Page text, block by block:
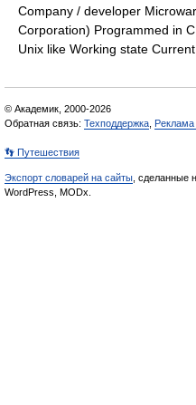
Company / developer
Corporation) Programmed in
Unix like Working state
© Академик, 2000-2026
Обратная связь: Техподдержка Реклама
👣 Путешествия
Экспорт словарей на сайты , сделанные
WordPress, MODx.